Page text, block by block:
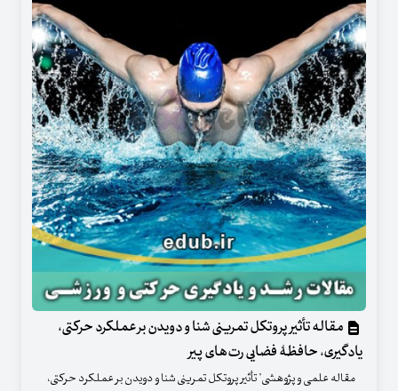
مقاله تأثیر پروتکل تمرینی شنا و دویدن بر عملکرد حرکتی،
یادگیری، حافظۀ فضایی رت‌های پیر
مقاله علمی و پژوهشی" تأثیر پروتکل تمرینی شنا و دویدن بر عملکرد حرکتی،